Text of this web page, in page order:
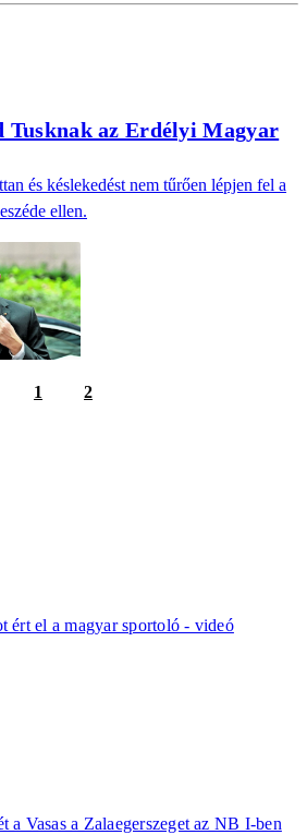
Tusknak az Erdélyi Magyar
és késlekedést nem tűrően lépjen fel a
ellen.
1 2
ért el a magyar sportoló - videó
a Vasas a Zalaegerszeget az NB I-ben